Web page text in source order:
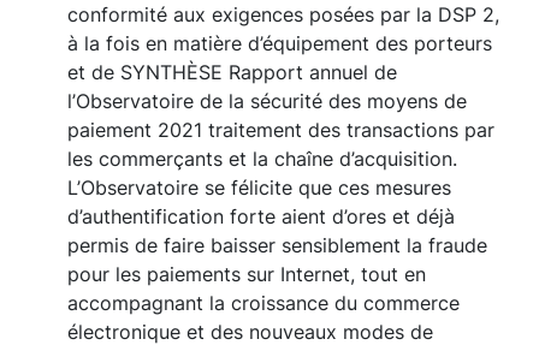
conformité aux exigences posées par la DSP 2,
à la fois en matière d’équipement des porteurs
et de SYNTHÈSE Rapport annuel de
l’Observatoire de la sécurité des moyens de
paiement 2021 traitement des transactions par
les commerçants et la chaîne d’acquisition.
L’Observatoire se félicite que ces mesures
d’authentification forte aient d’ores et déjà
permis de faire baisser sensiblement la fraude
pour les paiements sur Internet, tout en
accompagnant la croissance du commerce
électronique et des nouveaux modes de